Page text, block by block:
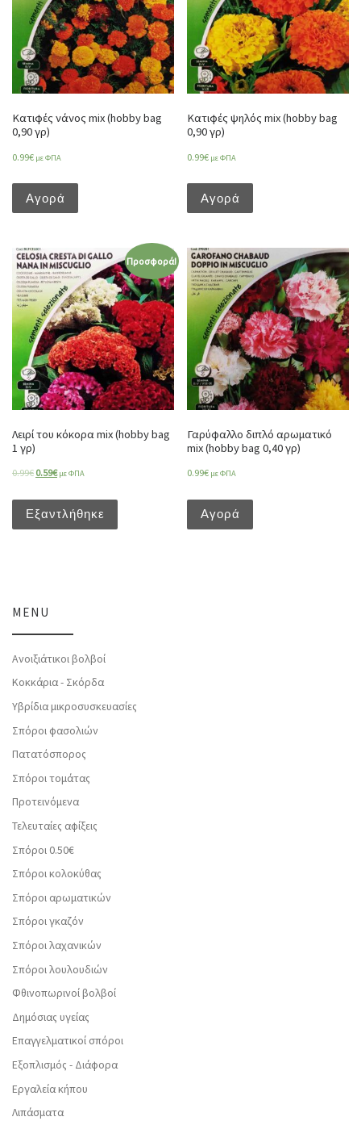
Κατιφές νάνος mix (hobby bag
0,90 γρ)
0.99€ με ΦΠΑ
Αγορά
Κατιφές ψηλός mix (hobby bag
0,90 γρ)
0.99€ με ΦΠΑ
Αγορά
Προσφορά!
Λειρί του κόκορα mix (hobby bag
1 γρ)
0.99€ 0.59€ με ΦΠΑ
Εξαντλήθηκε
Γαρύφαλλο διπλό αρωματικό
mix (hobby bag 0,40 γρ)
0.99€ με ΦΠΑ
Αγορά
MENU
Ανοιξιάτικοι βολβοί
Κοκκάρια - Σκόρδα
Υβρίδια μικροσυσκευασίες
Σπόροι φασολιών
Πατατόσπορος
Σπόροι τομάτας
Προτεινόμενα
Τελευταίες αφίξεις
Σπόροι 0.50€
Σπόροι κολοκύθας
Σπόροι αρωματικών
Σπόροι γκαζόν
Σπόροι λαχανικών
Σπόροι λουλουδιών
Φθινοπωρινοί βολβοί
Δημόσιας υγείας
Επαγγελματικοί σπόροι
Εξοπλισμός - Διάφορα
Εργαλεία κήπου
Λιπάσματα